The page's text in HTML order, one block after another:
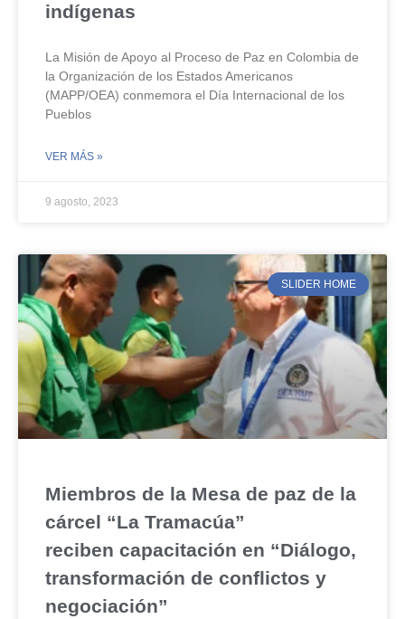
indígenas
La Misión de Apoyo al Proceso de Paz en Colombia de
la Organización de los Estados Americanos
(MAPP/OEA) conmemora el Día Internacional de los
Pueblos
VER MÁS »
9 agosto, 2023
SLIDER HOME
Miembros de la Mesa de paz de la
cárcel “La Tramacúa”
reciben capacitación en “Diálogo,
transformación de conflictos y
negociación”